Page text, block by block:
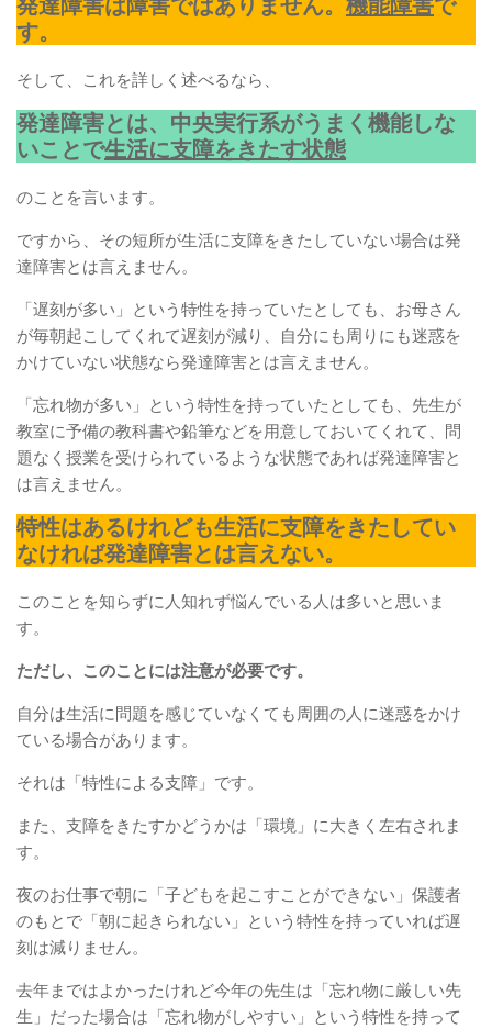
す。
そして、これを詳しく述べるなら、
発達障害とは、中央実行系がうまく機能しな
いことで生活に支障をきたす状態
のことを言います。
ですから、その短所が生活に支障をきたしていない場合は発
達障害とは言えません。
「遅刻が多い」という特性を持っていたとしても、お母さん
が毎朝起こしてくれて遅刻が減り、自分にも周りにも迷惑を
かけていない状態なら発達障害とは言えません。
「忘れ物が多い」という特性を持っていたとしても、先生が
教室に予備の教科書や鉛筆などを用意しておいてくれて、問
題なく授業を受けられているような状態であれば発達障害と
は言えません。
特性はあるけれども生活に支障をきたしてい
なければ発達障害とは言えない。
このことを知らずに人知れず悩んでいる人は多いと思いま
す。
ただし、このことには注意が必要です。
自分は生活に問題を感じていなくても周囲の人に迷惑をかけ
ている場合があります。
それは「特性による支障」です。
また、支障をきたすかどうかは「環境」に大きく左右されま
す。
夜のお仕事で朝に「子どもを起こすことができない」保護者
のもとで「朝に起きられない」という特性を持っていれば遅
刻は減りません。
去年まではよかったけれど今年の先生は「忘れ物に厳しい先
生」だった場合は「忘れ物がしやすい」という特性を持って